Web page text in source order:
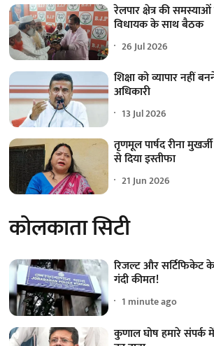
रेलपार क्षेत्र की
विधायक के साथ बैठक
26 Jul 2026
शिक्षा को व्यापार नहीं
अधिकारी
13 Jul 2026
तृणमूल पार्षद रीना
से दिया इस्तीफा
21 Jun 2026
कोलकाता सिटी
रिजल्ट और सर्टिफिकेट
गंदी कीमत!
1 minute ago
कुणाल घोष हमारे संपर्क